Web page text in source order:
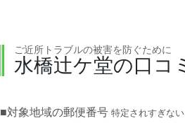
ご近所トラブルの被害を防ぐために
水橋辻ケ堂の口コ
■対象地域の郵便番号 特定されすぎな